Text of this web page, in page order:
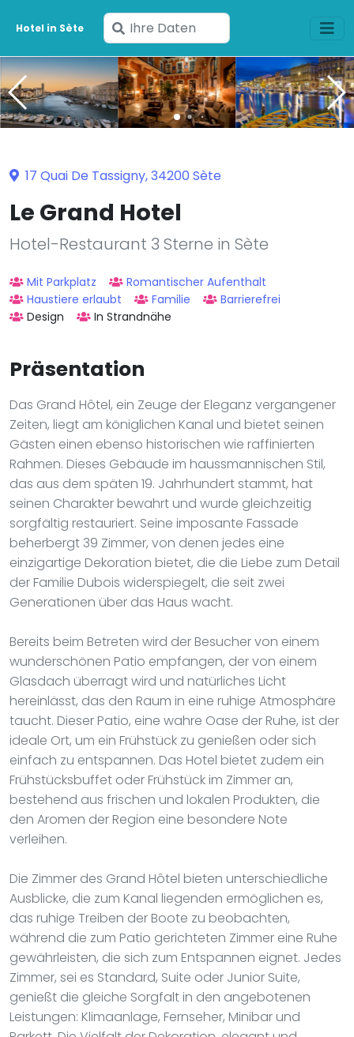
Hotel in Sète
Geben
Sie
Ihre
Daten
ein
17 Quai De Tassigny, 34200 Sète
Le Grand Hotel
Hotel-Restaurant 3 Sterne in Sète
Mit Parkplatz
Romantischer Aufenthalt
Haustiere erlaubt
Familie
Barrierefrei
Design
In Strandnähe
Präsentation
Das Grand Hôtel, ein Zeuge der Eleganz vergangener
Zeiten, liegt am königlichen Kanal und bietet seinen
Gästen einen ebenso historischen wie raffinierten
Rahmen. Dieses Gebäude im haussmannischen Stil,
das aus dem späten 19. Jahrhundert stammt, hat
seinen Charakter bewahrt und wurde gleichzeitig
sorgfältig restauriert. Seine imposante Fassade
beherbergt 39 Zimmer, von denen jedes eine
einzigartige Dekoration bietet, die die Liebe zum Detail
der Familie Dubois widerspiegelt, die seit zwei
Generationen über das Haus wacht.
Bereits beim Betreten wird der Besucher von einem
wunderschönen Patio empfangen, der von einem
Glasdach überragt wird und natürliches Licht
hereinlässt, das den Raum in eine ruhige Atmosphäre
taucht. Dieser Patio, eine wahre Oase der Ruhe, ist der
ideale Ort, um ein Frühstück zu genießen oder sich
einfach zu entspannen. Das Hotel bietet zudem ein
Frühstücksbuffet oder Frühstück im Zimmer an,
bestehend aus frischen und lokalen Produkten, die
den Aromen der Region eine besondere Note
verleihen.
Die Zimmer des Grand Hôtel bieten unterschiedliche
Ausblicke, die zum Kanal liegenden ermöglichen es,
das ruhige Treiben der Boote zu beobachten,
während die zum Patio gerichteten Zimmer eine Ruhe
gewährleisten, die sich zum Entspannen eignet. Jedes
Zimmer, sei es Standard, Suite oder Junior Suite,
genießt die gleiche Sorgfalt in den angebotenen
Leistungen: Klimaanlage, Fernseher, Minibar und